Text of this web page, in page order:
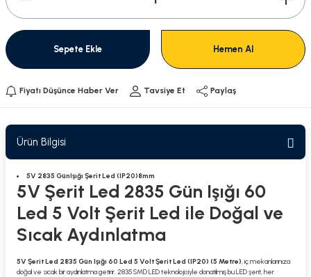
Sepete Ekle Hemen Al
Fiyatı Düşünce Haber Ver Tavsiye Et Paylaş
Ürün Bilgisi
5V 2835 GünIşığı Şerit Led (IP20)8mm
5V Şerit Led 2835 Gün Işığı 60
Led 5 Volt Şerit Led ile Doğal ve
Sıcak Aydınlatma
5V Şerit Led 2835 Gün Işığı 60 Led 5 Volt Şerit Led (IP20) (5 Metre), iç mekanlarınıza
doğal ve sıcak bir aydınlatma getirir. 2835 SMD LED teknolojisiyle donatılmış bu LED şerit, her